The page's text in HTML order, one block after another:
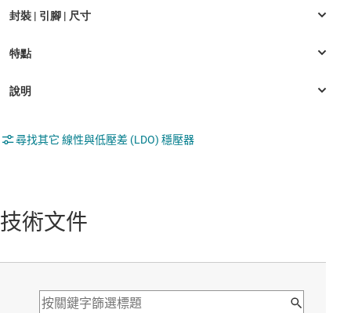
尋找其它 線性與低壓差 (LDO) 穩壓器
技術文件